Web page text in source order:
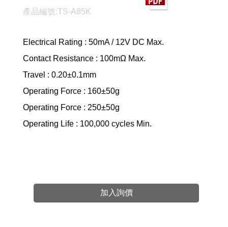
產品編號:TS-A85K
Electrical Rating : 50mA / 12V DC Max.
Contact Resistance : 100mΩ Max.
Travel : 0.20±0.1mm
Operating Force : 160±50g
Operating Force : 250±50g
Operating Life : 100,000 cycles Min.
加入詢價